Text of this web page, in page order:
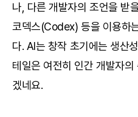
나, 다른 개발자의 조언을 받
코덱스(Codex) 등을 이용하
다. AI는 창작 초기에는 생산
테일은 여전히 인간 개발자
겠네요.